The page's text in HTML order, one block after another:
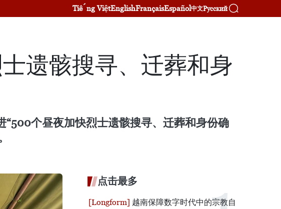
Tiếng ViệtEnglishFrançaisEspañol中文Русский
遗骸搜寻、迁葬和身
个昼夜加快烈士遗骸搜寻、迁葬和身份确
点击最多
越南保障数字时代中的宗教自